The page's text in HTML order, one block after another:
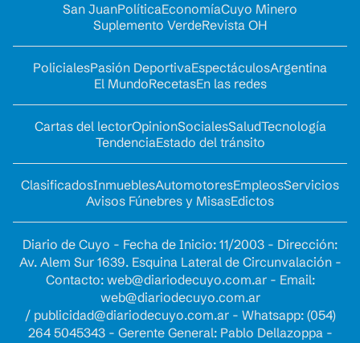
San JuanPolíticaEconomíaCuyo Minero
Suplemento VerdeRevista OH
PolicialesPasión DeportivaEspectáculosArgentina
El MundoRecetasEn las redes
Cartas del lectorOpinionSocialesSaludTecnología
TendenciaEstado del tránsito
ClasificadosInmueblesAutomotoresEmpleosServicios
Avisos Fúnebres y MisasEdictos
Diario de Cuyo - Fecha de Inicio: 11/2003 - Dirección:
Av. Alem Sur 1639. Esquina Lateral de Circunvalación -
Contacto: web@diariodecuyo.com.ar- Email:
web@diariodecuyo.com.ar
/ publicidad@diariodecuyo.com.ar- Whatsapp: (054)
264 5045343 - Gerente General: Pablo Dellazoppa -